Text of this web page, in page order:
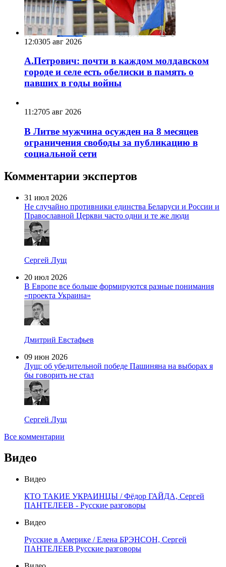
12:0305 авг 2026
А.Петрович: почти в каждом молдавском
городе и селе есть обелиски в память о
павших в годы войны
11:2705 авг 2026
В Литве мужчина осужден на 8 месяцев
ограничения свободы за публикацию в
социальной сети
Комментарии экспертов
31 июл 2026
Не случайно противники единства Беларуси и России и
Православной Церкви часто одни и те же люди
Сергей Лущ
20 июл 2026
В Европе все больше формируются разные понимания
«проекта Украина»
Дмитрий Евстафьев
09 июн 2026
Лущ: об убедительной победе Пашиняна на выборах я
бы говорить не стал
Сергей Лущ
Все комментарии
Видео
Видео
КТО ТАКИЕ УКРАИНЦЫ / Фёдор ГАЙДА, Сергей
ПАНТЕЛЕЕВ - Русские разговоры
Видео
Русские в Америке / Елена БРЭНСОН, Сергей
ПАНТЕЛЕЕВ Русские разговоры